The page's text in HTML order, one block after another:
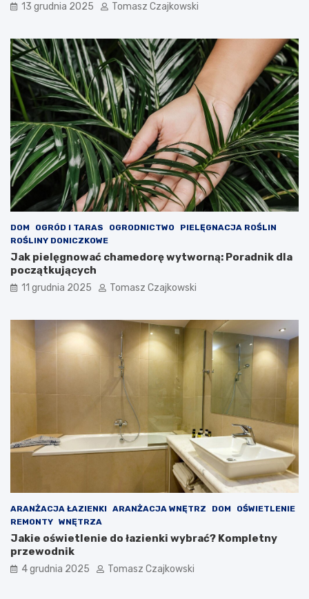
13 grudnia 2025 Tomasz Czajkowski
DOM OGRÓD I TARAS OGRODNICTWO
PIELĘGNACJA ROŚLIN
ROŚLINY DONICZKOWE
Jak pielęgnować chamedorę wytworną: Poradnik dla
początkujących
11 grudnia 2025 Tomasz Czajkowski
ARANŻACJA ŁAZIENKI ARANŻACJA WNĘTRZ DOM
OŚWIETLENIE
REMONTY WNĘTRZA
Jakie oświetlenie do łazienki wybrać? Kompletny
przewodnik
4 grudnia 2025 Tomasz Czajkowski